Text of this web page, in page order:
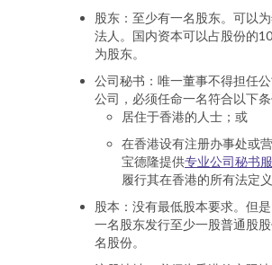
股东：至少有一名股东。可以
法人。国内资本可以占股份的
为股东。
公司秘书：唯一董事不得担任
公司，必须任命一名符合以下条
居住于香港的人士；或
在香港设有注册办事处或
宝德隆提供专业公司秘书
履行其在香港的所有法定义
股本：没有最低股本要求。但
一名股东发行至少一股普通股
名股份。